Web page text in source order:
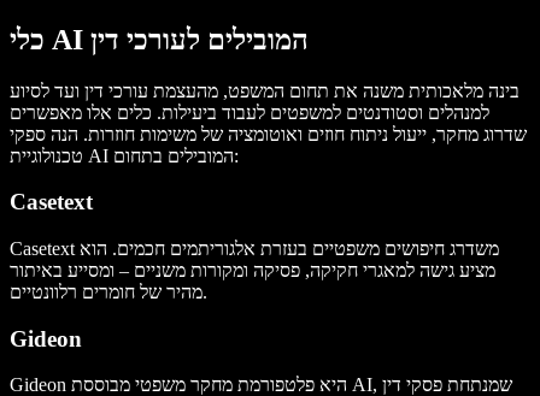
כלי AI המובילים לעורכי דין
בינה מלאכותית משנה את תחום המשפט, מהעצמת עורכי דין ועד לסיוע
למנהלים וסטודנטים למשפטים לעבוד ביעילות. כלים אלו מאפשרים
שדרוג מחקר, ייעול ניתוח חוזים ואוטומציה של משימות חוזרות. הנה ספקי
טכנולוגיית AI המובילים בתחום:
Casetext
Casetext משדרג חיפושים משפטיים בעזרת אלגוריתמים חכמים. הוא
מציע גישה למאגרי חקיקה, פסיקה ומקורות משניים – ומסייע באיתור
מהיר של חומרים רלוונטיים.
Gideon
Gideon היא פלטפורמת מחקר משפטי מבוססת AI, שמנתחת פסקי דין